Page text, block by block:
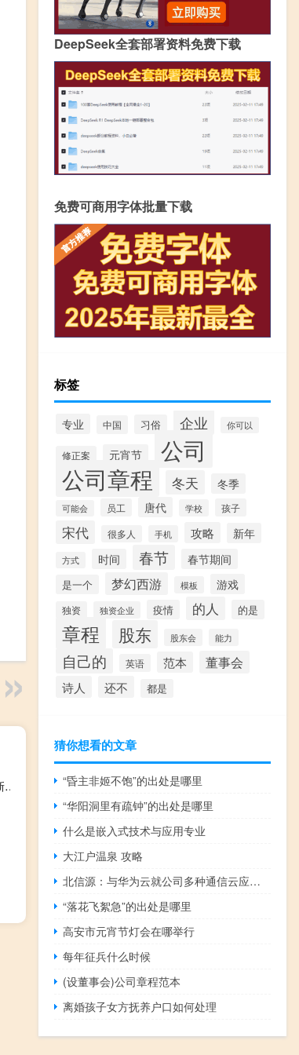
2023年10月15日福建省龙岩市疫情大数据-今日/今天疫情全网搜索最新实时消息动态情况通知播报
DeepSeek全套部署资料免费下载
免费可商用字体批量下载
标签
专业 中国 习俗 企业 你可以
修正案 元宵节 公司
公司章程 冬天 冬季
可能会 员工 唐代 学校 孩子
宋代 很多人 手机 攻略 新年
方式 时间 春节 春节期间
是一个 梦幻西游 模板 游戏
独资 独资企业 疫情 的人 的是
章程 股东 股东会 能力
自己的 英语 范本 董事会
诗人 还不 都是
猜你想看的文章
“昏主非姬不饱”的出处是哪里
“华阳洞里有疏钟”的出处是哪里
什么是嵌入式技术与应用专业
大江户温泉 攻略
北信源：与华为云就公司多种通信云应用进行了深入合作适配
“落花飞絮急”的出处是哪里
高安市元宵节灯会在哪举行
每年征兵什么时候
(设董事会)公司章程范本
离婚孩子女方抚养户口如何处理